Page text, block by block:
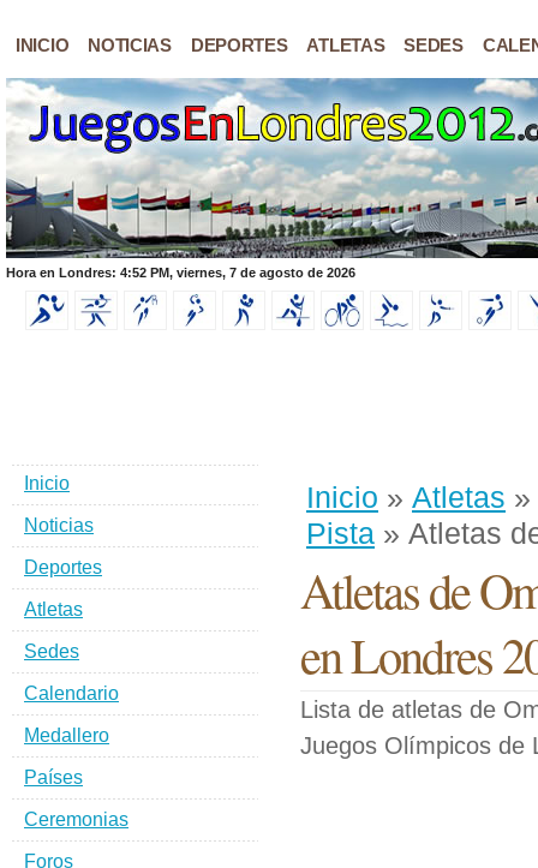
INICIO NOTICIAS DEPORTES ATLETAS SEDES
Hora en Londres: 4:52 PM, viernes, 7 de agosto de 2026
Inicio » Atletas »
Pista » Atletas
Atletas de
en Londres
Lista de atletas de
Juegos Olímpicos de
Inicio
Noticias
Deportes
Atletas
Sedes
Calendario
Medallero
Países
Ceremonias
Foros